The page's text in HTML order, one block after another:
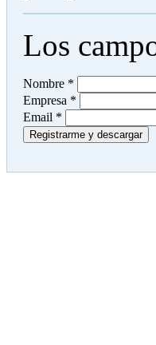
Los
Nombre *
Empresa *
Email *